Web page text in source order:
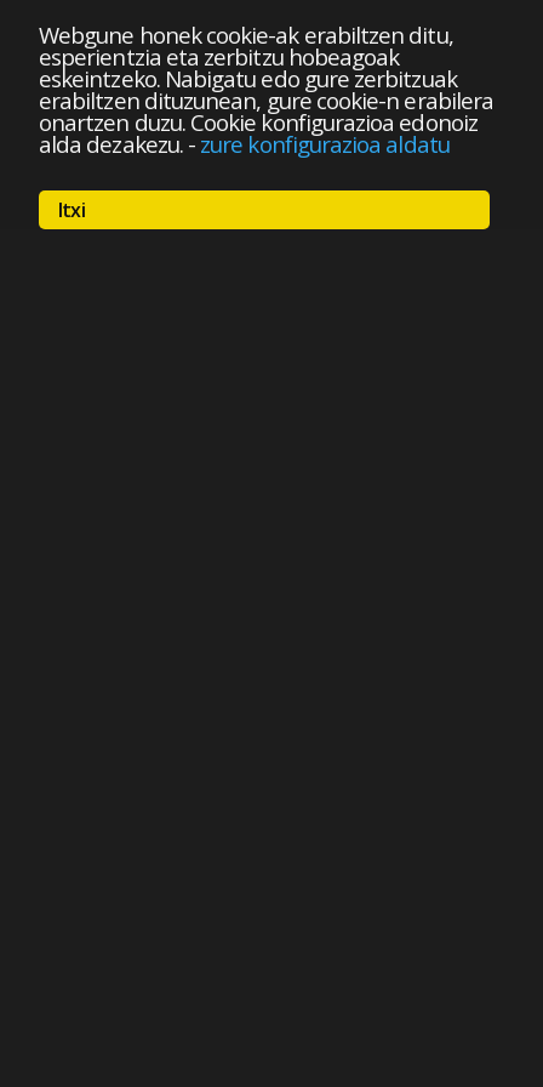
Webgune honek cookie-ak erabiltzen ditu,
esperientzia eta zerbitzu hobeagoak
eskeintzeko. Nabigatu edo gure zerbitzuak
erabiltzen dituzunean, gure cookie-n erabilera
onartzen duzu. Cookie konfigurazioa edonoiz
alda dezakezu.- zure konfigurazioa aldatu
Itxi